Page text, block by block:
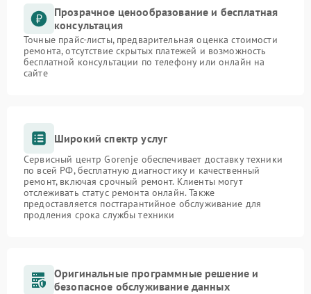
Прозрачное ценообразование и бесплатная
консультация
Точные прайс-листы, предварительная оценка стоимости
ремонта, отсутствие скрытых платежей и возможность
бесплатной консультации по телефону или онлайн на
сайте
Широкий спектр услуг
Сервисный центр Gorenje обеспечивает доставку техники
по всей РФ, бесплатную диагностику и качественный
ремонт, включая срочный ремонт. Клиенты могут
отслеживать статус ремонта онлайн. Также
предоставляется постгарантийное обслуживание для
продления срока службы техники
Оригинальные программные решение и
безопасное обслуживание данных